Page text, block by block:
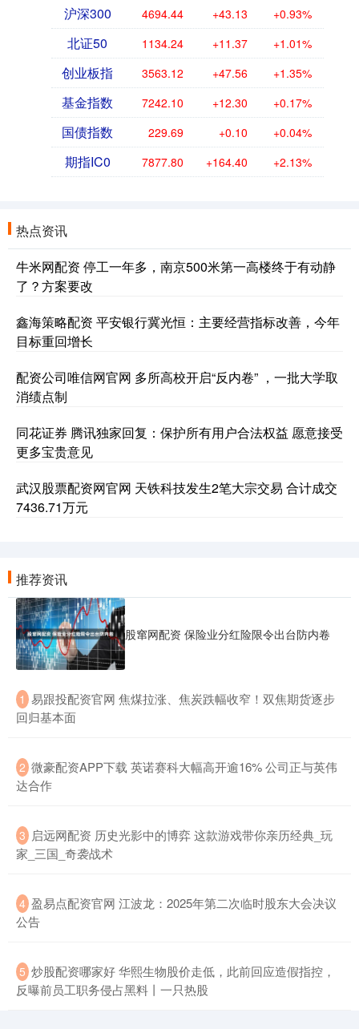
沪深300 4694.44 +43.13 +0.93%
北证50 1134.24 +11.37 +1.01%
创业板指 3563.12 +47.56 +1.35%
基金指数 7242.10 +12.30 +0.17%
国债指数 229.69 +0.10 +0.04%
期指IC0 7877.80 +164.40 +2.13%
热点资讯
牛米网配资 停工一年多，南京500米第一高楼终于有动静
了？方案要改
鑫海策略配资 平安银行冀光恒：主要经营指标改善，今年
目标重回增长
配资公司唯信网官网 多所高校开启“反内卷” ，一批大学取
消绩点制
同花证券 腾讯独家回复：保护所有用户合法权益 愿意接受
更多宝贵意见
武汉股票配资网官网 天铁科技发生2笔大宗交易 合计成交
7436.71万元
推荐资讯
股窜网配资 保险业分红险限令出台防内卷
1 ​易跟投配资官网 焦煤拉涨、焦炭跌幅收窄！双焦期货逐步
回归基本面
2 ​微豪配资APP下载 英诺赛科大幅高开逾16% 公司正与英伟
达合作
3 ​启远网配资 历史光影中的博弈 这款游戏带你亲历经典_玩
家_三国_奇袭战术
4 ​盈易点配资官网 江波龙：2025年第二次临时股东大会决议
公告
5 ​炒股配资哪家好 华熙生物股价走低，此前回应造假指控，
反曝前员工职务侵占黑料丨一只热股